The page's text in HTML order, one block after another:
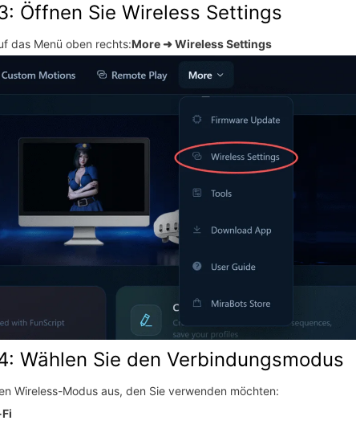
Öffnen Sie Wireless Settings
das Menü oben rechts:More ➜ Wireless Settings
Wählen Sie den Verbindungsmodus
Wireless-Modus aus, den Sie verwenden möchten: